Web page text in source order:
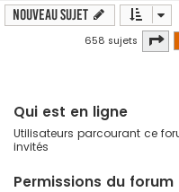
Nouveau sujet
658 sujets
Qui est en ligne
Utilisateurs parcourant ce
invités
Permissions du forum